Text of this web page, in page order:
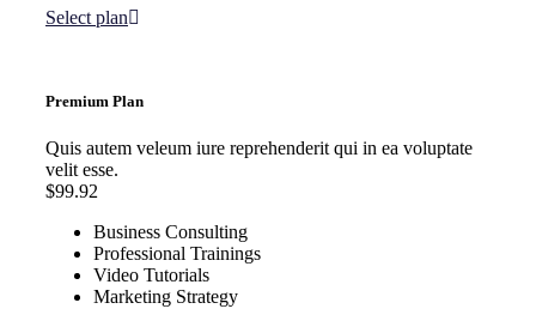
Select plan
Premium Plan
Quis autem veleum iure reprehenderit qui in ea voluptate
velit esse.
$99.92
Business Consulting
Professional Trainings
Video Tutorials
Marketing Strategy